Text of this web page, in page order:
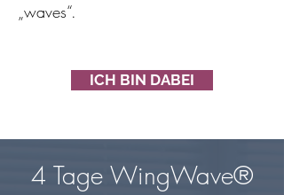
„waves“.
ICH BIN DABEI
4 Tage WingWave®